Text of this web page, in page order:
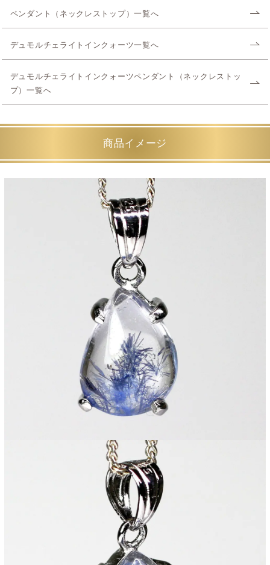
ペンダント（ネックレストップ）一覧へ
デュモルチェライトインクォーツ一覧へ
デュモルチェライトインクォーツペンダント（ネックレストッ
プ）一覧へ
商品イメージ